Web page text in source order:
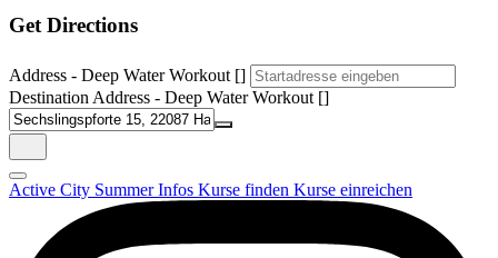
Get Directions
Address - Deep Water Workout []
Destination Address - Deep Water Workout []
Active City SummerInfos Kurse finden Kurse einreichen